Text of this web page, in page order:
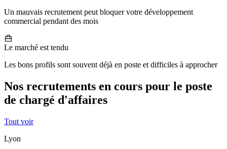
Un mauvais recrutement peut bloquer votre développement
commercial pendant des mois
Le marché est tendu
Les bons profils sont souvent déjà en poste et difficiles à approcher
Nos recrutements en cours pour le poste
de chargé d'affaires
Tout voir
Lyon